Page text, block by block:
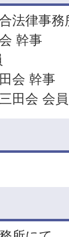
法律事務
幹事
会 幹事
田会 会員